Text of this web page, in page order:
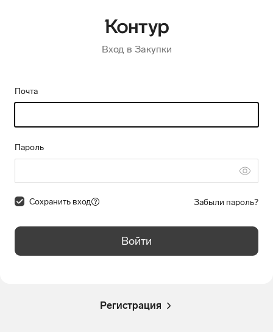
Вход в Закупки
Почта
Пароль
Сохранить вход Забыли пароль?
Войти
Регистрация